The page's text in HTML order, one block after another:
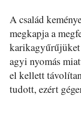
A család
megkapja a
agyi nyomás
el kellett
tudott, ezért